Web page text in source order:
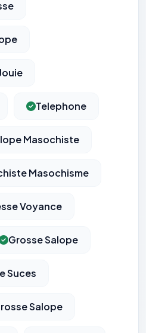
Telephone
Masochiste
Masochisme
Voyance
Grosse Salope
Suces
Salope